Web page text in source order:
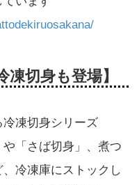
凍切身も登場】
凍切身シリーズ
「さば切身」、煮つ
冷凍庫にストックし